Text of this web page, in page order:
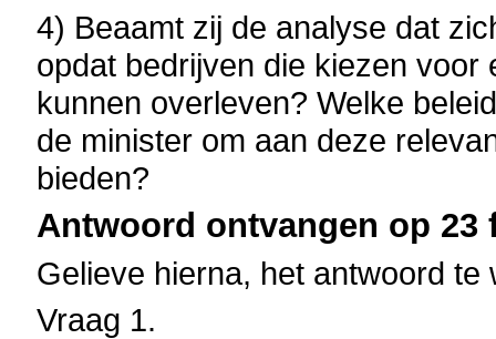
4) Beaamt zij de analyse dat
opdat bedrijven die kiezen
kunnen overleven? Welke
de minister om aan deze
bieden?
Antwoord ontvangen op 23
Gelieve hierna, het antwoord
Vraag 1.